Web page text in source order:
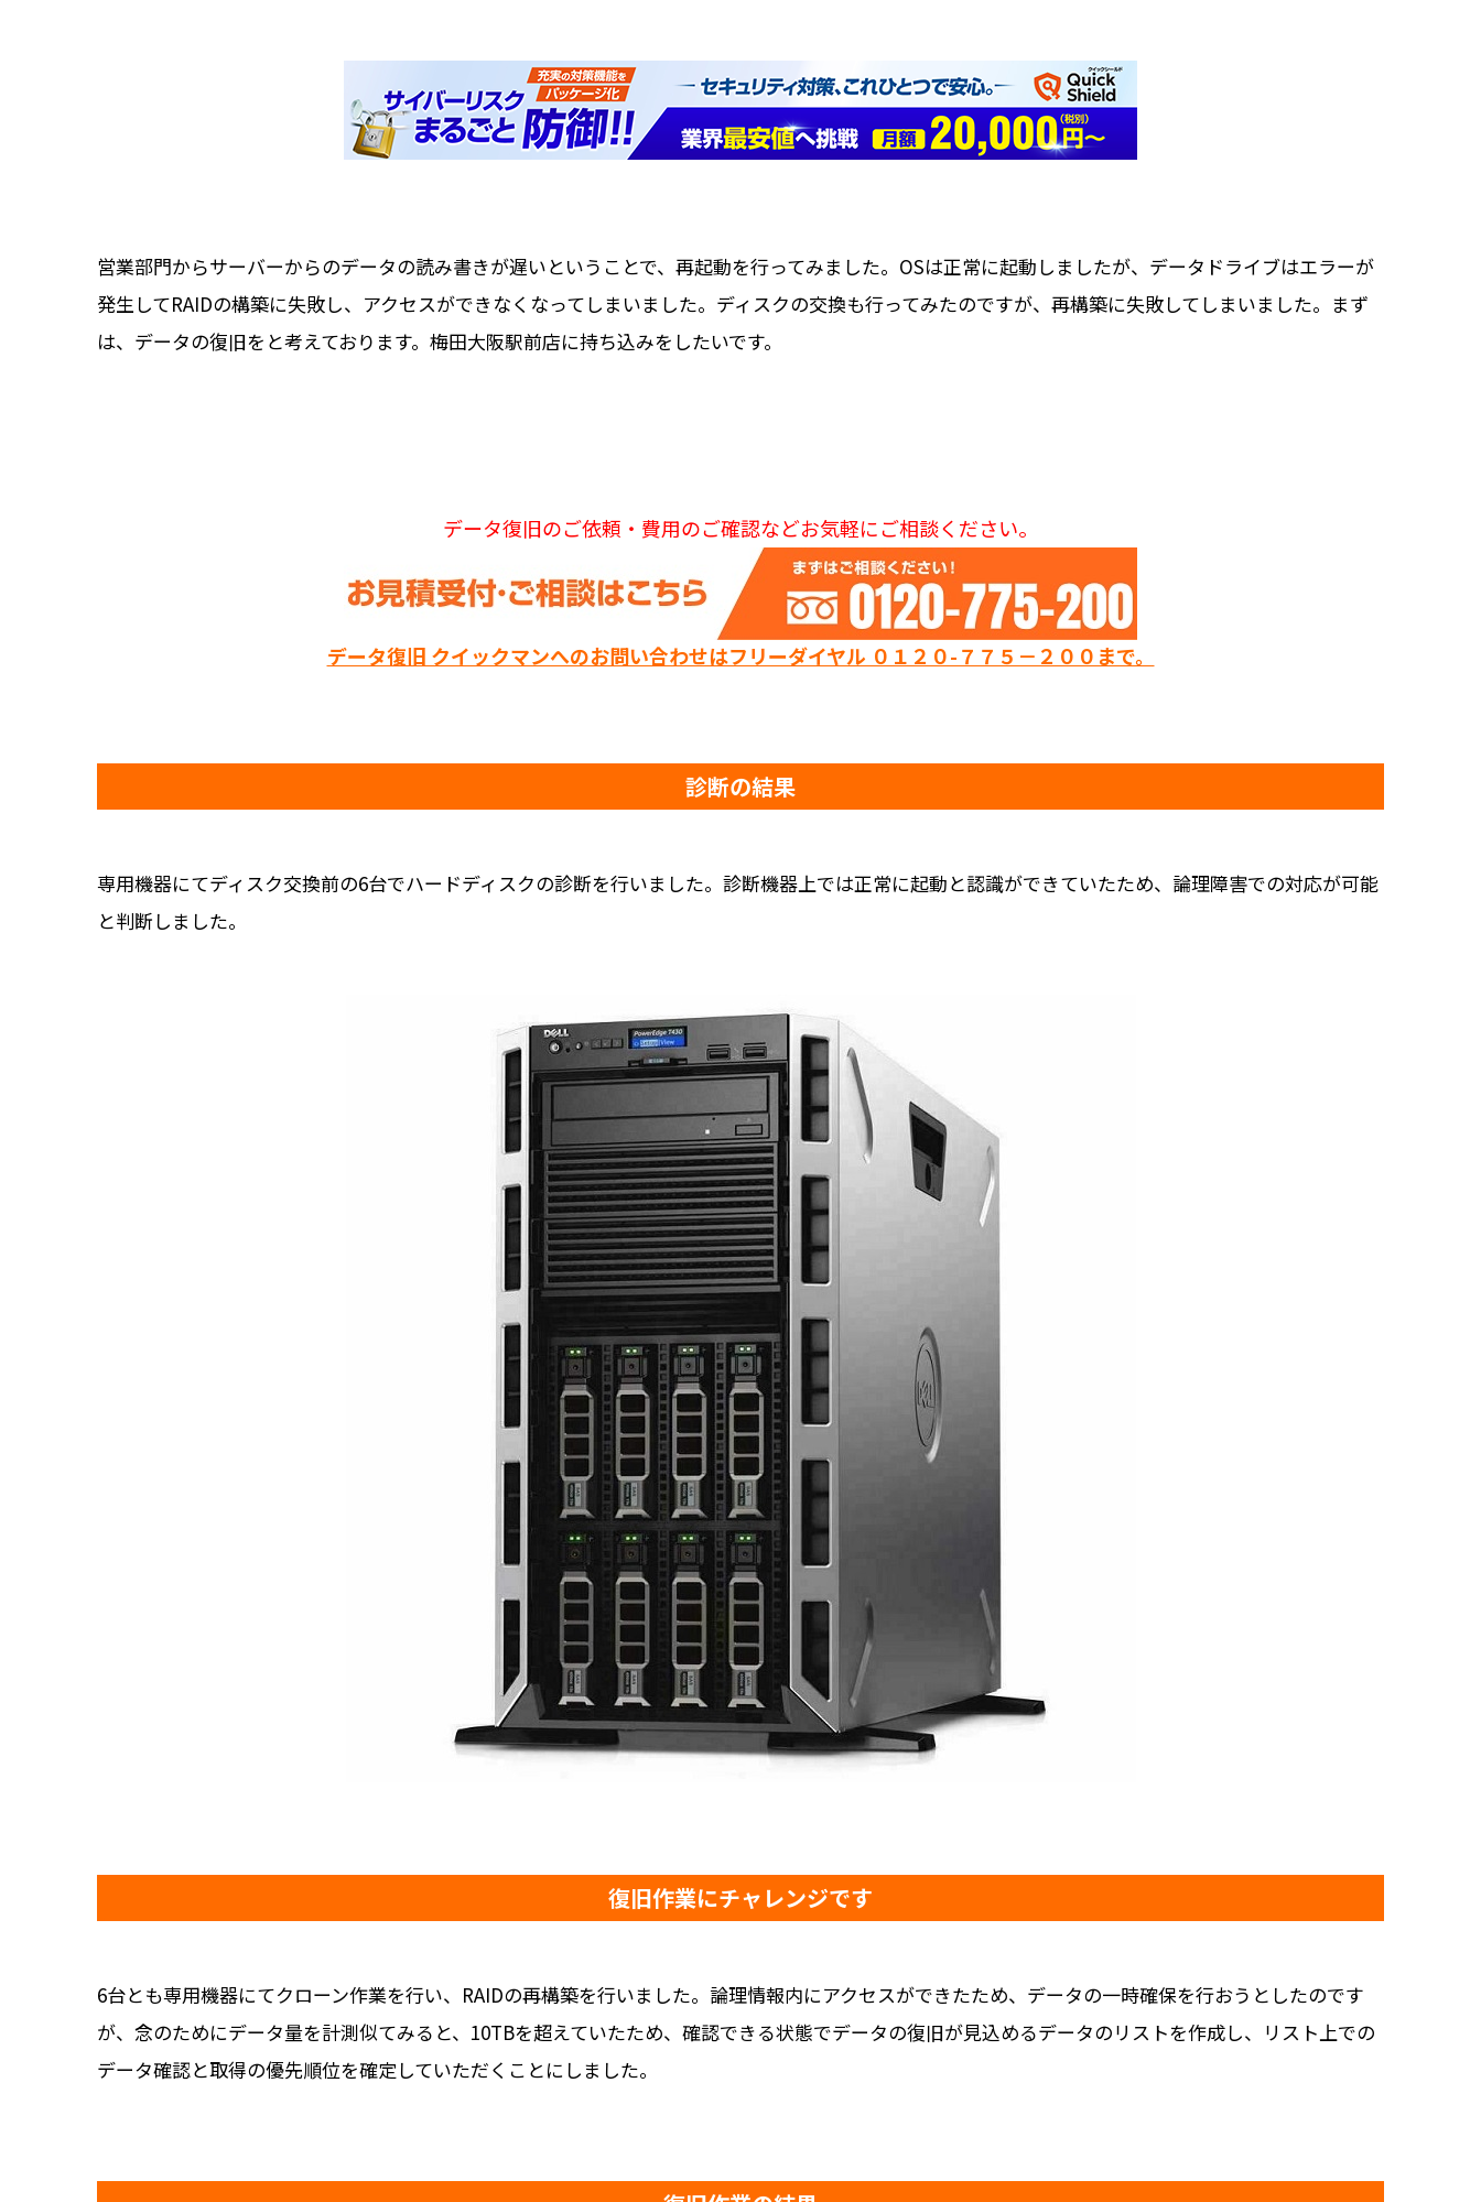
営業部門からサーバーからのデータの読み書きが遅いということで、再起動を行ってみました。OSは正常に起動しましたが、データドライブはエラーが
発生してRAIDの構築に失敗し、アクセスができなくなってしまいました。ディスクの交換も行ってみたのですが、再構築に失敗してしまいました。まず
は、データの復旧をと考えております。梅田大阪駅前店に持ち込みをしたいです。
データ復旧のご依頼・費用のご確認などお気軽にご相談ください。
データ復旧 クイックマンへのお問い合わせはフリーダイヤル ０１２０-７７５－２００まで。
診断の結果
専用機器にてディスク交換前の6台でハードディスクの診断を行いました。診断機器上では正常に起動と認識ができていたため、論理障害での対応が可能
と判断しました。
復旧作業にチャレンジです
6台とも専用機器にてクローン作業を行い、RAIDの再構築を行いました。論理情報内にアクセスができたため、データの一時確保を行おうとしたのです
が、念のためにデータ量を計測似てみると、10TBを超えていたため、確認できる状態でデータの復旧が見込めるデータのリストを作成し、リスト上での
データ確認と取得の優先順位を確定していただくことにしました。